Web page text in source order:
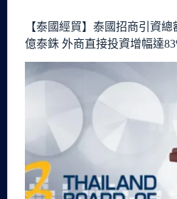
【泰國經貿】泰國招商引資總
億泰銖 外商直接投資增幅達